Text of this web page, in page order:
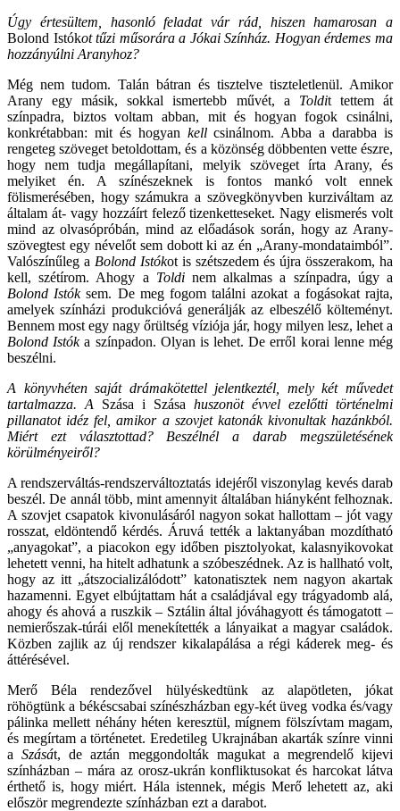
Úgy értesültem, hasonló feladat vár rád, hiszen hamarosan a
Bolond Istókot tűzi műsorára a Jókai Színház. Hogyan érdemes ma
hozzányúlni Aranyhoz?
Még nem tudom. Talán bátran és tisztelve tiszteletlenül. Amikor
Arany egy másik, sokkal ismertebb művét, a Toldit tettem át
színpadra, biztos voltam abban, mit és hogyan fogok csinálni,
konkrétabban: mit és hogyan kellcsinálnom. Abba a darabba is
rengeteg szöveget betoldottam, és a közönség döbbenten vette észre,
hogy nem tudja megállapítani, melyik szöveget írta Arany, és
melyiket én. A színészeknek is fontos mankó volt ennek
fölismerésében, hogy számukra a szövegkönyvben kurziváltam az
általam át- vagy hozzáírt felező tizenketteseket. Nagy elismerés volt
mind az olvasópróbán, mind az előadások során, hogy az Arany-
szövegtest egy névelőt sem dobott ki az én „Arany-mondataimból”.
Valószínűleg a Bolond Istókot is szétszedem és újra összerakom, ha
kell, szétírom. Ahogy a Toldinem alkalmas a színpadra, úgy a
Bolond Istóksem. De meg fogom találni azokat a fogásokat rajta,
amelyek színházi produkcióvá generálják az elbeszélő költeményt.
Bennem most egy nagy őrültség víziója jár, hogy milyen lesz, lehet a
Bolond Istóka színpadon. Olyan is lehet. De erről korai lenne még
beszélni.
A könyvhéten saját drámakötettel jelentkeztél, mely két művedet
tartalmazza. A Szása i Szása huszonöt évvel ezelőtti történelmi
pillanatot idéz fel, amikor a szovjet katonák kivonultak hazánkból.
Miért ezt választottad? Beszélnél a darab megszületésének
körülményeiről?
A rendszerváltás-rendszerváltoztatás idejéről viszonylag kevés darab
beszél. De annál több, mint amennyit általában hiányként felhoznak.
A szovjet csapatok kivonulásáról nagyon sokat hallottam – jót vagy
rosszat, eldöntendő kérdés. Áruvá tették a laktanyában mozdítható
„anyagokat”, a piacokon egy időben pisztolyokat, kalasnyikovokat
lehetett venni, ha hitelt adhatunk a szóbeszédnek. Az is hallható volt,
hogy az itt „átszocializálódott” katonatisztek nem nagyon akartak
hazamenni. Egyet elbújtattam hát a családjával egy trágyadomb alá,
ahogy és ahová a ruszkik – Sztálin által jóváhagyott és támogatott –
nemierőszak-túrái elől menekítették a lányaikat a magyar családok.
Közben zajlik az új rendszer kikalapálása a régi káderek meg- és
áttérésével.
Merő Béla rendezővel hülyéskedtünk az alapötleten, jókat
röhögtünk a békéscsabai színészházban egy-két üveg vodka és/vagy
pálinka mellett néhány héten keresztül, mígnem fölszívtam magam,
és megírtam a történetet. Eredetileg Ukrajnában akarták színre vinni
aSzását, de aztán meggondolták magukat a megrendelő kijevi
színházban – mára az orosz-ukrán konfliktusokat és harcokat látva
érthető is, hogy miért. Hála istennek, mégis Merő lehetett az, aki
először megrendezte színházban ezt a darabot.